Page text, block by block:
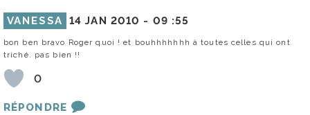
VANESSA 14 JAN 2010 - 09 :55
bon ben bravo Roger quoi ! et bouhhhhhhh à toutes celles qui ont
triché. pas bien !!
0
RÉPONDRE